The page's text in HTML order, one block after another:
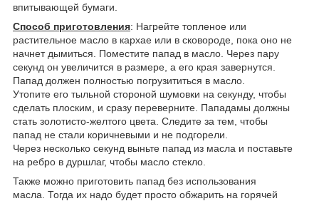
впитывающей бумаги.
Способ приготовления: Нагрейте топленое или
растительное масло в кархае или в сковороде, пока оно не
начнет дымиться. Поместите папад в масло. Через пару
секунд он увеличится в размере, а его края завернутся.
Папад должен полностью погрузититься в масло.
Утопите его тыльной стороной шумовки на секунду, чтобы
сделать плоским, и сразу переверните. Пападамы должны
стать золотисто-желтого цвета. Следите за тем, чтобы
папад не стали коричневыми и не подгорели.
Через несколько секунд выньте папад из масла и поставьте
на ребро в дуршлаг, чтобы масло стекло.
Также можно приготовить папад без использования
масла. Тогда их надо будет просто обжарить на горячей